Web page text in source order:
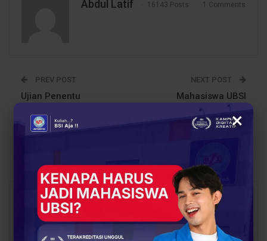
Abdul Latif 16143 Posts 1 Comments
PREV POST
Ujian Penentu
Mahasiswa UBSI
Kampus Solo Ikuti
NEXT POST
Mahasiswa UBSI
Kampus Solo Raih
Prestasi Nasional
You Might Also Like
BERITA BERITA
×